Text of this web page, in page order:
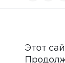
Этот